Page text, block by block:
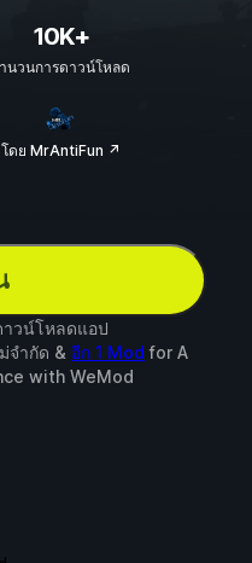
10K+
นวนการดาวน์โหลด
โดย MrAntiFun ↗
าวน์โหลดแอป
จำกัด & อีก 1 Mod for A
with WeMod